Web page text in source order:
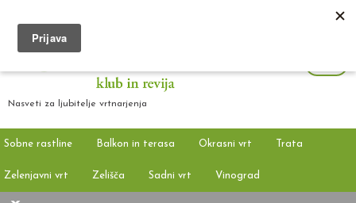
Nasveti za ljubitelje vrtnarjenja
Sobne rastline Balkon in terasa Okrasni vrt Trata
Zelenjavni vrt Zelišča Sadni vrt Vinograd